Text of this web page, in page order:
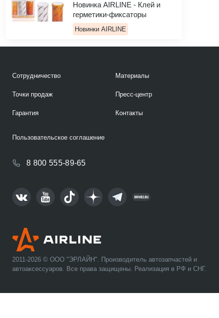
Новинка AIRLINE - Клей и
герметики-фиксаторы
Новинки AIRLINE
2011-2026 © ООО "ЭРЛАЙН". Производитель автозапчастей и
автоаксессуаров. Все права защищены. Реализация в РФ и СНГ.
Сотрудничество
Точки продаж
Гарантия
Материалы
Пресс-центр
Контакты
8 800 555-89-65
Пользовательское соглашение